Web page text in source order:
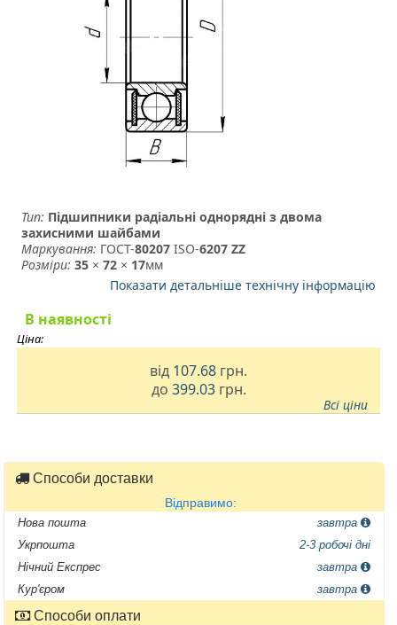
Тип: Підшипники радіальні однорядні з двома
захисними шайбами
Маркування: ГОСТ-80207 ­ ISO-6207 ZZ
Розміри: 35 ×72 × 17мм
Показати детальніше технічну інформацію
В наявності
Ціна:
від 107.68 грн.
до 399.03 грн.
Всі ціни
Способи доставки
Відправимо:
Нова пошта
завтра
Укрпошта
2-3 робочі дні
Нічний Експрес
завтра
Кур'єром
завтра
Способи оплати